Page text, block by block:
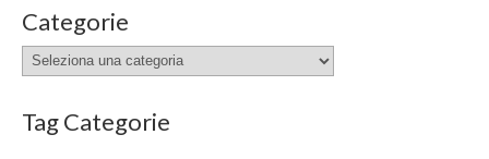
Categorie
Categorie
Tag Categorie